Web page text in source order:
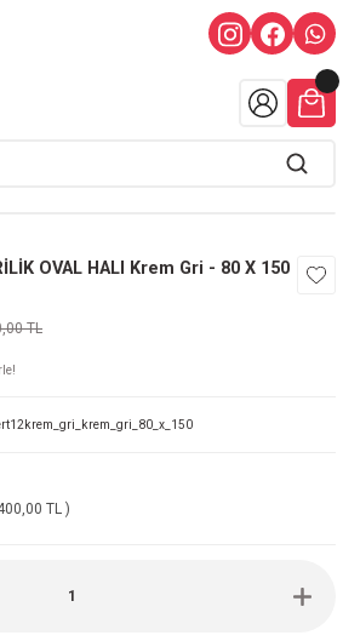
OVAL HALI Krem Gri - 80 X 150
TL
TL )